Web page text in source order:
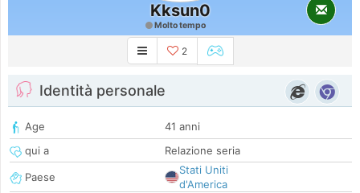
Kksun0
Molto tempo
2
Identità personale
Age
41 anni
qui a
Relazione seria
Paese
Stati Uniti
d'America